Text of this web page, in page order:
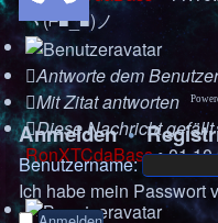
ヾ(⌐■_■)ノ
Antworte dem Benutzer
Mit Zitat antworten
Diese Nachricht gefällt
RonXTCdaBass•
Anmelden•
Benutzername:
Ich habe mein Passwort